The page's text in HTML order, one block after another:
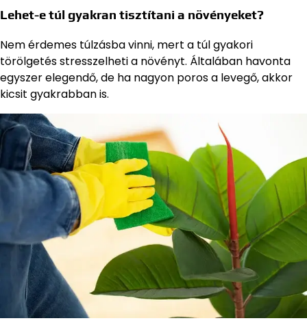
Lehet-e túl gyakran tisztítani a növényeket?
Nem érdemes túlzásba vinni, mert a túl gyakori
törölgetés stresszelheti a növényt. Általában havonta
egyszer elegendő, de ha nagyon poros a levegő, akkor
kicsit gyakrabban is.